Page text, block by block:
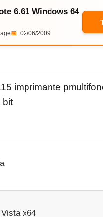
6.61 Windows 64
📅 02/06/2009
imprimante
bit
x64